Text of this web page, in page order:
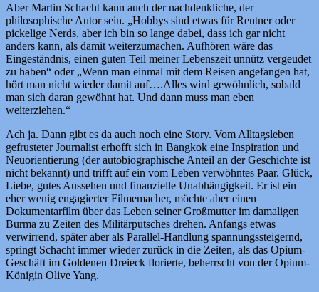
Aber Martin Schacht kann auch der nachdenkliche, der
philosophische Autor sein. „Hobbys sind etwas für Rentner oder
pickelige Nerds, aber ich bin so lange dabei, dass ich gar nicht
anders kann, als damit weiterzumachen. Aufhören wäre das
Eingeständnis, einen guten Teil meiner Lebenszeit unnütz vergeudet
zu haben“ oder „Wenn man einmal mit dem Reisen angefangen hat,
hört man nicht wieder damit auf….Alles wird gewöhnlich, sobald
man sich daran gewöhnt hat. Und dann muss man eben
weiterziehen.“
Ach ja. Dann gibt es da auch noch eine Story. Vom Alltagsleben
gefrusteter Journalist erhofft sich in Bangkok eine Inspiration und
Neuorientierung (der autobiographische Anteil an der Geschichte ist
nicht bekannt) und trifft auf ein vom Leben verwöhntes Paar. Glück,
Liebe, gutes Aussehen und finanzielle Unabhängigkeit. Er ist ein
eher wenig engagierter Filmemacher, möchte aber einen
Dokumentarfilm über das Leben seiner Großmutter im damaligen
Burma zu Zeiten des Militärputsches drehen. Anfangs etwas
verwirrend, später aber als Parallel-Handlung spannungssteigernd,
springt Schacht immer wieder zurück in die Zeiten, als das Opium-
Geschäft im Goldenen Dreieck florierte, beherrscht von der Opium-
Königin Olive Yang.